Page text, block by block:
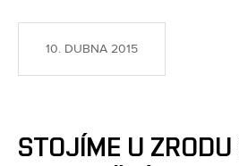
10. DUBNA 2015
STOJÍME U ZRODU